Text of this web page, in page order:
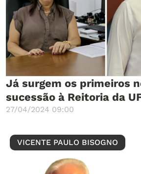
Já surgem os primeiros
sucessão à Reitoria da
27/04/2024 09:00
VICENTE PAULO BISOGNO